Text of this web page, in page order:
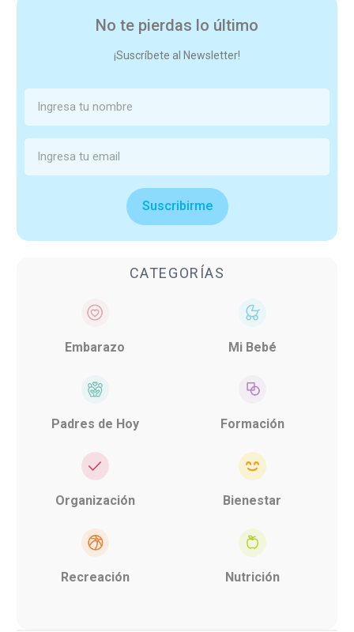
No te pierdas lo último
¡Suscríbete al Newsletter!
Suscribirme
CATEGORÍAS
Embarazo Mi Bebé
Padres de Hoy Formación
Organización Bienestar
Recreación Nutrición